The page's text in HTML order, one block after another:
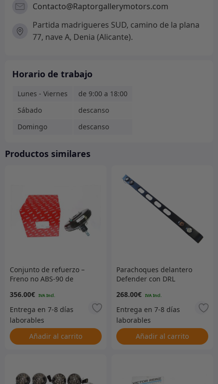
Contacto@Raptorgallerymotors.com
Partida madrigueres SUD, camino de la plana
77, nave A, Denia (Alicante).
Horario de trabajo
Lunes - Viernes
de 9:00 a 18:00
Sábado
descanso
Domingo
descanso
Productos similares
Conjunto de refuerzo –
Freno no ABS-90 de
HA901220
356.00€
Añadir al carrito
Parachoques delantero
Defender con DRL
268.00€
Añadir al carrito